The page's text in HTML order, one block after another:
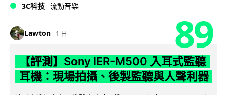
3C科技 流動音樂
Lawton 1 日 89
【評測】Sony IER-M500 入耳式監聽
耳機：現場拍攝、後製監聽與人聲利器